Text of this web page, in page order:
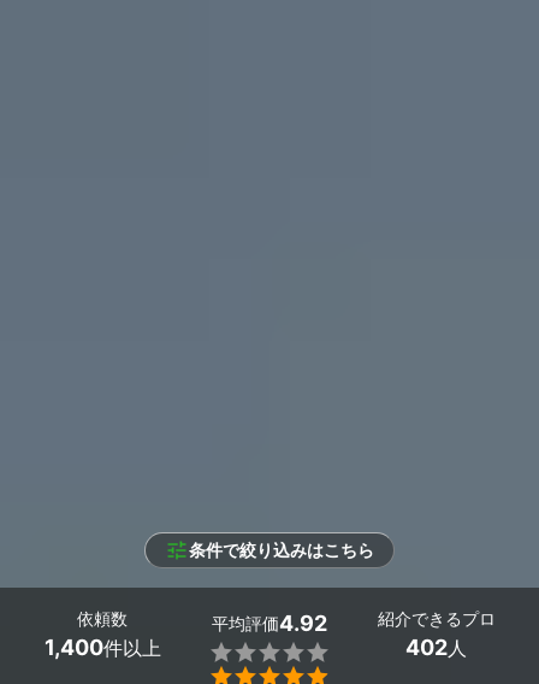
条件で絞り込みはこちら
依頼数
1,400件以上
平均評価4.92


紹介できるプロ
402人